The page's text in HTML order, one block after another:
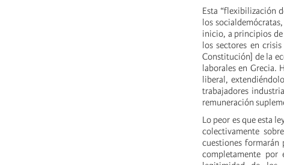
Esta “flexibilización
los
inicio, a principios
los sectores en
Constitución] de la
laborales en Grecia.
liberal,
trabajadores
remuneración
Lo peor es que esta
colectivamente
cuestiones formarán
completamente